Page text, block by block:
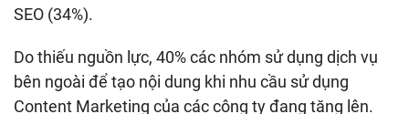
SEO (34%).
Do thiếu nguồn lực, 40% các nhóm sử dụng dịch vụ
bên ngoài để tạo nội dung khi nhu cầu sử dụng
Content Marketing của các công ty đang tăng lên.